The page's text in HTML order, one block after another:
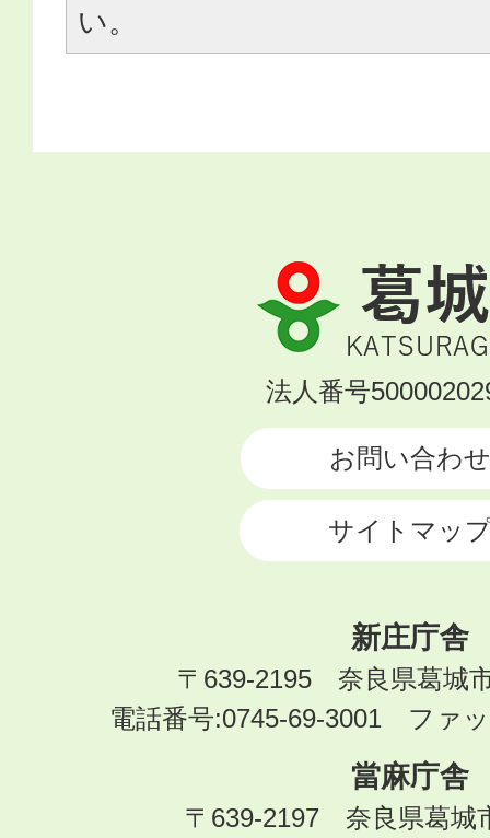
い。
葛
城
市
KATSURAGI
CITY
法人番号
お問い合わせ
サイトマッ
新庄庁舎
〒639-2195 奈良県葛城
電話番号:0745-69-3001 ファ
當麻庁舎
〒639-2197 奈良県葛城